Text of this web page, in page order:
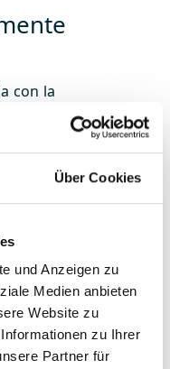
Über Cookies
und Anzeigen zu
Medien anbieten
Website zu
zu Ihrer
Partner für
con la
rotativas. A
es recogida
banda
incluso los
tapones
hacia
se recoge de
grande,
PET.
del eje
alternar